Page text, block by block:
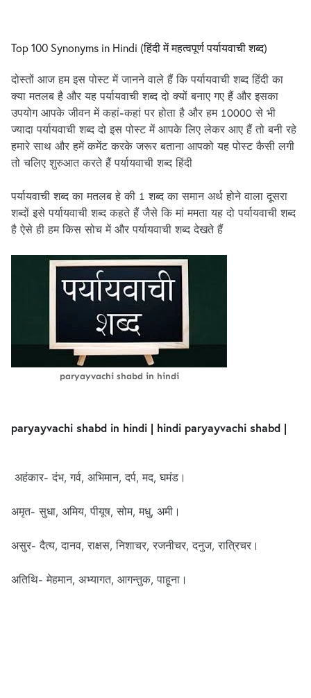
Top 100 Synonyms in Hindi (हिंदी में महत्वपूर्ण पर्यायवाची शब्द)
दोस्तों आज हम इस पोस्ट में जानने वाले हैं कि पर्यायवाची शब्द हिंदी का
क्या मतलब है और यह पर्यायवाची शब्द दो क्यों बनाए गए हैं और इसका
उपयोग आपके जीवन में कहां-कहां पर होता है और हम 10000 से भी
ज्यादा पर्यायवाची शब्द दो इस पोस्ट में आपके लिए लेकर आए हैं तो बनी रहे
हमारे साथ और हमें कमेंट करके जरूर बताना आपको यह पोस्ट कैसी लगी
तो चलिए शुरुआत करते हैं पर्यायवाची शब्द हिंदी
पर्यायवाची शब्द का मतलब हे की 1 शब्द का समान अर्थ होने वाला दूसरा
शब्दों इसे पर्यायवाची शब्द कहते हैं जैसे कि मां ममता यह दो पर्यायवाची शब्द
है ऐसे ही हम किस सोच में और पर्यायवाची शब्द देखते हैं
paryayvachi shabd in hindi
paryayvachi shabd in hindi | hindi paryayvachi shabd |
अहंकार- दंभ, गर्व, अभिमान, दर्प, मद, घमंड।
अमृत- सुधा, अमिय, पीयूष, सोम, मधु, अमी।
असुर- दैत्य, दानव, राक्षस, निशाचर, रजनीचर, दनुज, रात्रिचर।
अतिथि- मेहमान, अभ्यागत, आगन्तुक, पाहूना।